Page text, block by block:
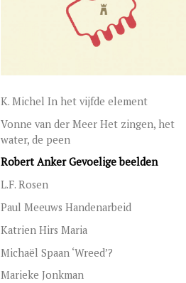
K. Michel In het vijfde element
Vonne van der Meer Het zingen, het
water, de peen
Robert Anker Gevoelige beelden
L.F. Rosen
Paul Meeuws Handenarbeid
Katrien Hirs Maria
Michaël Spaan ‘Wreed’?
Marieke Jonkman